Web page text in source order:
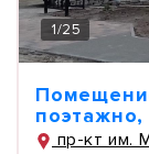
1/25
поэтажно,
пр-кт им.